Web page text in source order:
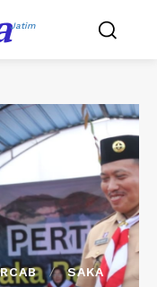
Jatim
SAKA